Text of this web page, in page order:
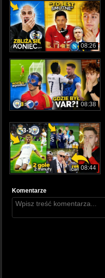
08:26
08:38
08:44
Komentarze